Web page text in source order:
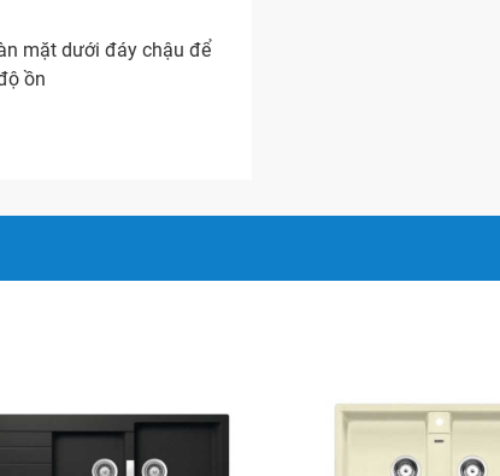
mặt dưới đáy chậu để
ồn
rác bẫy mỡ hoàn hảo
phẩm